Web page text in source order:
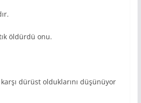
öldürdü onu.
dürüst olduklarını düşünüyor